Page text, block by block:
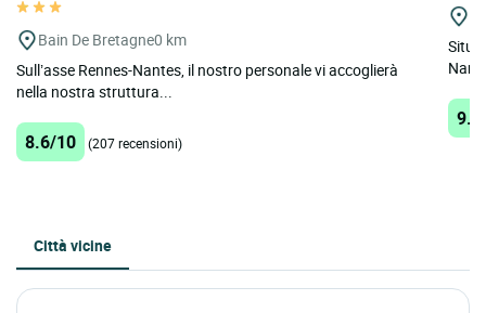
Bain De Bretagne0 km
Sull’asse Rennes-Nantes, il nostro personale vi accoglierà
nella nostra struttura...
8.6/10 (207 recensioni)
Città vicine